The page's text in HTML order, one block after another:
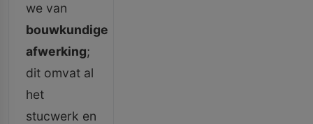
we van
bouwkundige
afwerking;
dit omvat al
het
stucwerk en